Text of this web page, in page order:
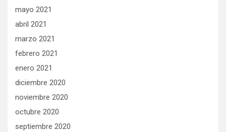
mayo 2021
abril 2021
marzo 2021
febrero 2021
enero 2021
diciembre 2020
noviembre 2020
octubre 2020
septiembre 2020